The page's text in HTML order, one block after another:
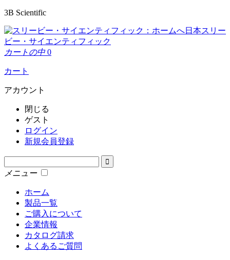
3B Scientific
日本スリー
ビー・サイエンティフィック
カートの中 0
カート
アカウント
閉じる
ゲスト
ログイン
新規会員登録
メニュー
ホーム
製品一覧
ご購入について
企業情報
カタログ請求
よくあるご質問